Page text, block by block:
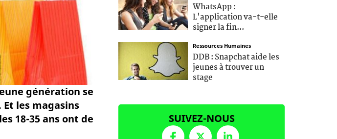
génération se
les magasins
18-35 ans ont de
WhatsApp :
L'application va-t-elle
signer la fin...
Ressources Humaines
DDB : Snapchat aide les
jeunes à trouver un
stage
SUIVEZ-NOUS